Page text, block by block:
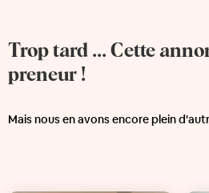
Trop tard ... Cette
preneur !
Mais nous en avons encore plein